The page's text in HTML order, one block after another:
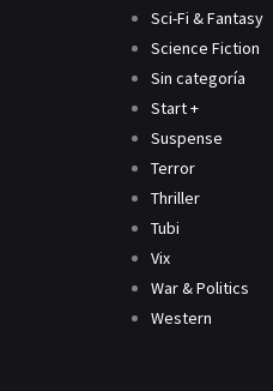
Sci-Fi & Fantasy
Science Fiction
Sin categoría
Start +
Suspense
Terror
Thriller
Tubi
Vix
War & Politics
Western